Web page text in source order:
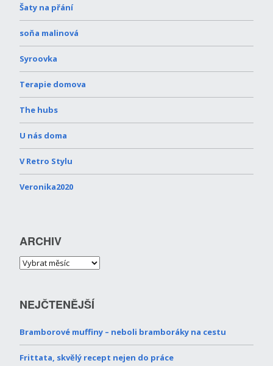
Šaty na přání
soňa malinová
Syroovka
Terapie domova
The hubs
U nás doma
V Retro Stylu
Veronika2020
ARCHIV
NEJČTENĚJŠÍ
Bramborové muffiny – neboli bramboráky na cestu
Frittata, skvělý recept nejen do práce